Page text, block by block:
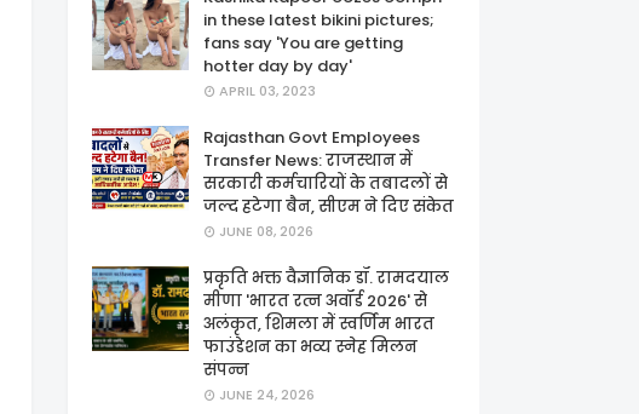
in these latest bikini pictures;
fans say 'You are getting
hotter day by day'
APRIL 03, 2023
Rajasthan Govt Employees
Transfer News: राजस्थान में
सरकारी कर्मचारियों के तबादलों से
जल्द हटेगा बैन, सीएम ने दिए संकेत
JUNE 08, 2026
प्रकृति भक्त वैज्ञानिक डॉ. रामदयाल
मीणा 'भारत रत्न अवॉर्ड 2026' से
अलंकृत, शिमला में स्वर्णिम भारत
फाउंडेशन का भव्य स्नेह मिलन
संपन्न
JUNE 24, 2026